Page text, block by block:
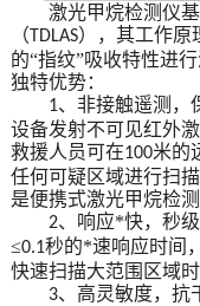
激光甲烷检测仪
（TDLAS），其工作原
的“指纹”吸收特性进
独特优势：
1、非接触遥测，
设备发射不可见红外
救援人员可在100米的
任何可疑区域进行扫
是便携式激光甲烷检
2、响应*快，秒
≤0.1秒的*速响应时间
快速扫描大范围区域
3、高灵敏度，抗